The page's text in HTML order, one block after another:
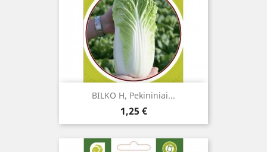
BILKO H, Pekininiai...
Kaina
1,25 €